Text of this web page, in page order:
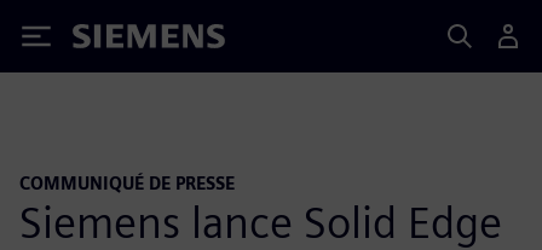
Siemens
COMMUNIQUÉ DE PRESSE
Siemens lance Solid Edge